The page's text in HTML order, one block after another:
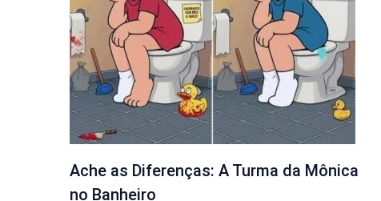
Ache as Diferenças: A Turma da Mônica
no Banheiro